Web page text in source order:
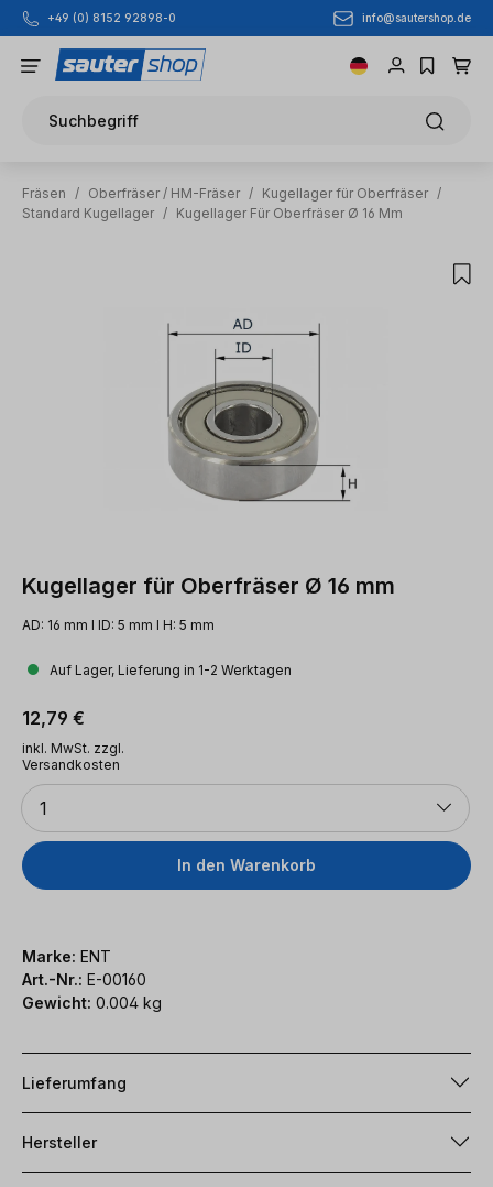
Zum Hauptinhalt springen
+49 (0) 8152 92898-0 info@sautershop.de
Suchbegriff
Fräsen / Oberfräser / HM-Fräser / Kugellager für Oberfräser /
Standard Kugellager / Kugellager Für Oberfräser Ø 16 Mm
Kugellager für Oberfräser Ø 16 mm
AD: 16 mm l ID: 5 mm l H: 5 mm
Auf Lager, Lieferung in 1-2 Werktagen
Regulärer Preis:
12,79 €
inkl. MwSt. zzgl.
Versandkosten
Anzahl
1
In den Warenkorb
Marke: ENT
Art.-Nr.: E-00160
Gewicht: 0.004 kg
Lieferumfang
Hersteller